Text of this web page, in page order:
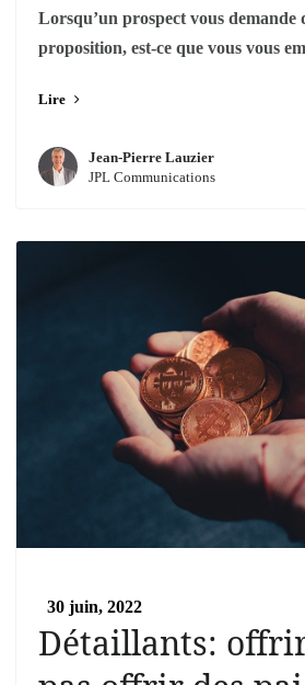
Lorsqu’un prospect vous demande
proposition, est-ce que vous vous
Lire
Jean-Pierre Lauzier
JPL Communications
30 juin, 2022
Détaillants: